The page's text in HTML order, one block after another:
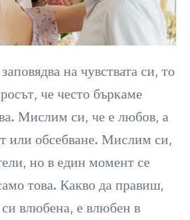
на чувствата си, то
че често бъркаме
Мислим си, че е любов, а
или обсебване. Мислим си,
но в един момент се
това. Какво да правиш,
си влюбена, е влюбен в